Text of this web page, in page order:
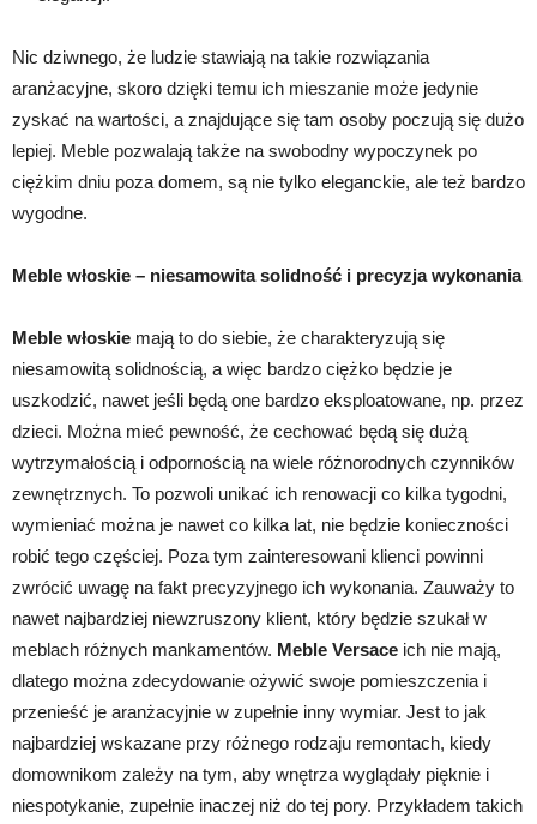
Nic dziwnego, że ludzie stawiają na takie rozwiązania
aranżacyjne, skoro dzięki temu ich mieszanie może jedynie
zyskać na wartości, a znajdujące się tam osoby poczują się dużo
lepiej. Meble pozwalają także na swobodny wypoczynek po
ciężkim dniu poza domem, są nie tylko eleganckie, ale też bardzo
wygodne.
Meble włoskie – niesamowita solidność i precyzja wykonania
Meble włoskie mają to do siebie, że charakteryzują się
niesamowitą solidnością, a więc bardzo ciężko będzie je
uszkodzić, nawet jeśli będą one bardzo eksploatowane, np. przez
dzieci. Można mieć pewność, że cechować będą się dużą
wytrzymałością i odpornością na wiele różnorodnych czynników
zewnętrznych. To pozwoli unikać ich renowacji co kilka tygodni,
wymieniać można je nawet co kilka lat, nie będzie konieczności
robić tego częściej. Poza tym zainteresowani klienci powinni
zwrócić uwagę na fakt precyzyjnego ich wykonania. Zauważy to
nawet najbardziej niewzruszony klient, który będzie szukał w
meblach różnych mankamentów. Meble Versace ich nie mają,
dlatego można zdecydowanie ożywić swoje pomieszczenia i
przenieść je aranżacyjnie w zupełnie inny wymiar. Jest to jak
najbardziej wskazane przy różnego rodzaju remontach, kiedy
domownikom zależy na tym, aby wnętrza wyglądały pięknie i
niespotykanie, zupełnie inaczej niż do tej pory. Przykładem takich